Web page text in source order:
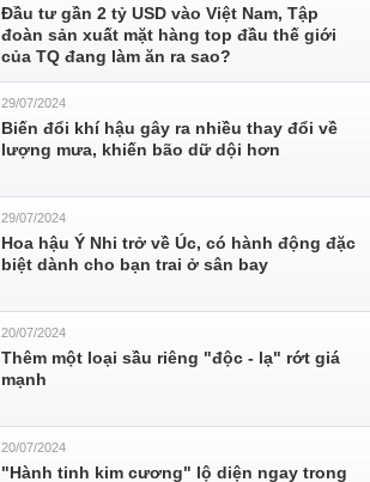
Đầu tư gần 2 tỷ USD vào Việt Nam, Tập
đoàn sản xuất mặt hàng top đầu thế giới
của TQ đang làm ăn ra sao?
29/07/2024
Biến đổi khí hậu gây ra nhiều thay đổi về
lượng mưa, khiến bão dữ dội hơn
29/07/2024
Hoa hậu Ý Nhi trở về Úc, có hành động đặc
biệt dành cho bạn trai ở sân bay
20/07/2024
Thêm một loại sầu riêng "độc - lạ" rớt giá
mạnh
20/07/2024
"Hành tinh kim cương" lộ diện ngay trong